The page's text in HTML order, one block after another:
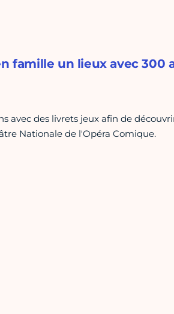
famille un lieux avec 300
avec des livrets jeux afin de
Nationale de l'Opéra Comique.